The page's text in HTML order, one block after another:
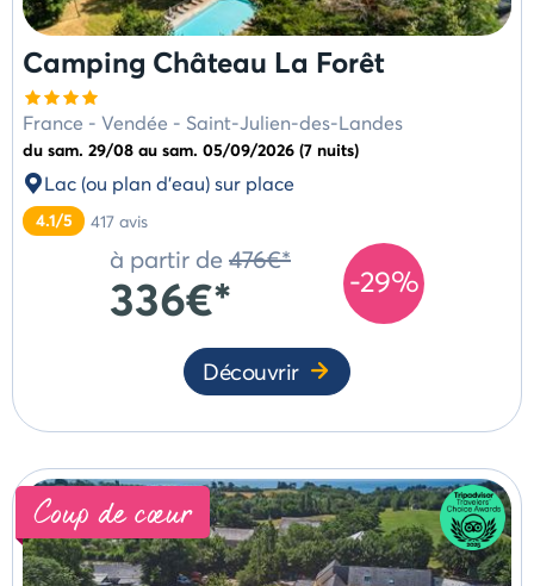
Nos
valeurs
nos
styles de
campings
Style
Select
5
étoiles
Style
Cocoon
&
4
étoiles
home
L'application
Marvilla
Parks
Service
en
ligne
Assurance
annulation
Modes
FAQ
/
Centre
d'aide
Camping Château La Forêt
France - Vendée - Saint-Julien-des-Landes
du sam. 29/08 au sam. 05/09/2026 (7 nuits)
Lac (ou plan d'eau) sur place
4.1/5 417 avis
-29%
à partir de 476€*
336€*
Découvrir
Coup de cœur